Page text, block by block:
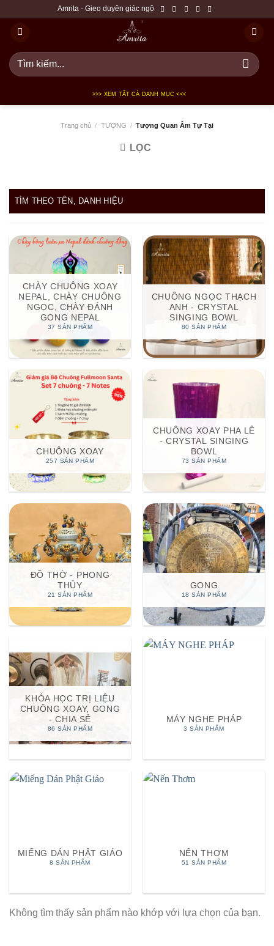
dung
Amrita - Gieo duyên giác ngộ
Tìm
kiếm:
>>> XEM TẤT CẢ DANH MỤC <<<
Trang chủ / TƯỢNG / Tượng Quan Âm Tự Tại
LỌC
TÌM THEO TÊN, DANH HIỆU
CHÀY CHUÔNG XOAY
NEPAL, CHÀY CHUÔNG
NGỌC, CHÀY ĐÁNH
GONG NEPAL
37 SẢN PHẨM
CHUÔNG NGỌC THẠCH
ANH - CRYSTAL
SINGING BOWL
80 SẢN PHẨM
CHUÔNG XOAY
257 SẢN PHẨM
CHUÔNG XOAY PHA LÊ
- CRYSTAL SINGING
BOWL
73 SẢN PHẨM
ĐỒ THỜ - PHONG
THỦY
21 SẢN PHẨM
GONG
18 SẢN PHẨM
KHÓA HỌC TRỊ LIỆU
CHUÔNG XOAY, GONG
- CHIA SẺ
86 SẢN PHẨM
MÁY NGHE PHÁP
3 SẢN PHẨM
MIẾNG DÁN PHẬT GIÁO
8 SẢN PHẨM
NẾN THƠM
51 SẢN PHẨM
Không tìm thấy sản phẩm nào khớp với lựa chọn của bạn.